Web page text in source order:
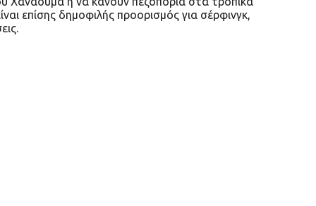
επίσης δημοφιλής προορισμός για σέρφινγκ,